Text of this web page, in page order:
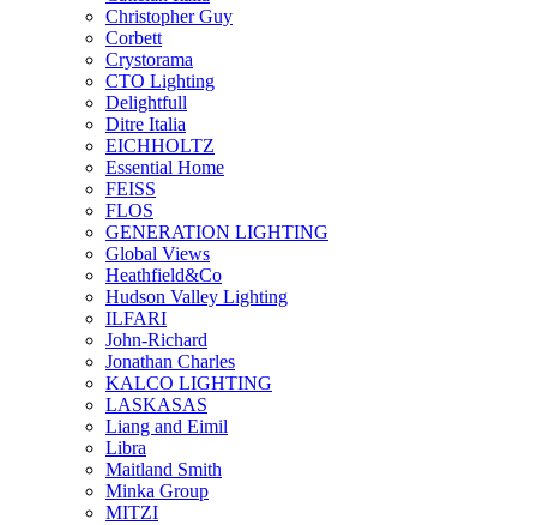
Christopher Guy
Corbett
Crystorama
CTO Lighting
Delightfull
Ditre Italia
EICHHOLTZ
Essential Home
FEISS
FLOS
GENERATION LIGHTING
Global Views
Heathfield&Co
Hudson Valley Lighting
ILFARI
John-Richard
Jonathan Charles
KALCO LIGHTING
LASKASAS
Liang and Eimil
Libra
Maitland Smith
Minka Group
MITZI